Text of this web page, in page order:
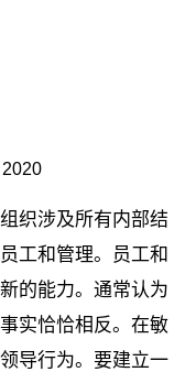
织涉及所有内部结
工和管理。员工和
的能力。通常认为
实恰恰相反。在敏
导行为。要建立一